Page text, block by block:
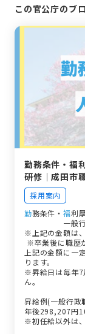
この官公庁のブ
勤務条件・福
研修｜成田市
採用案内
勤務条件・ 福利
一般
※上記の金額は
※卒業後に職歴
上記の金額に一
ります。
※昇給日は毎年7
ん。
昇給例(一般行
年後298,207円
※初任給以外は